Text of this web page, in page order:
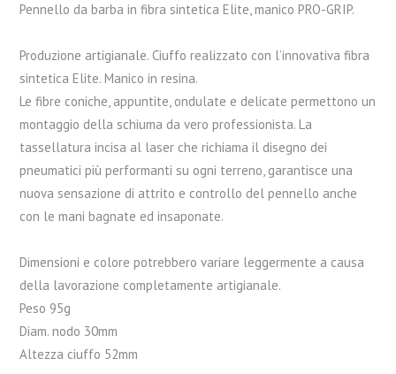
Pennello da barba in fibra sintetica Elite, manico PRO-GRIP.
Produzione artigianale. Ciuffo realizzato con l’innovativa fibra
sintetica Elite. Manico in resina.
Le fibre coniche, appuntite, ondulate e delicate permettono un
montaggio della schiuma da vero professionista. La
tassellatura incisa al laser che richiama il disegno dei
pneumatici più performanti su ogni terreno, garantisce una
nuova sensazione di attrito e controllo del pennello anche
con le mani bagnate ed insaponate.
Dimensioni e colore potrebbero variare leggermente a causa
della lavorazione completamente artigianale.
Peso 95g
Diam. nodo 30mm
Altezza ciuffo 52mm